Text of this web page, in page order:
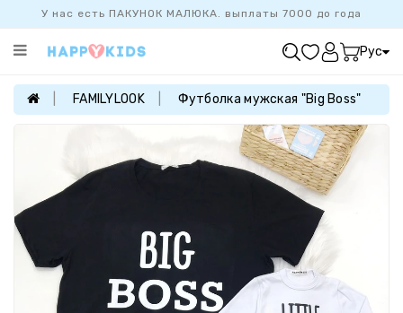
У нас есть ПАКУНОК МАЛЮКА. выплаты 7000 до года
Категории
ПРОДАЖ
ДЕВОЧКАМ
МАЛЬЧИКАМ
НОВОРОЖДЕННЫМ
FAMILYLOOK
Рус
FAMILYLOOK Футболка мужская "Big Boss"